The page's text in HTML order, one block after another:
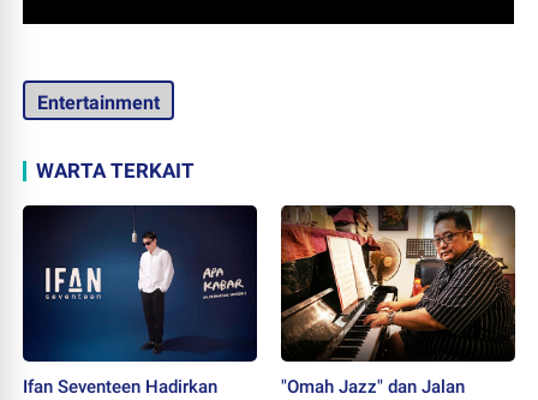
Entertainment
WARTA TERKAIT
Ifan Seventeen Hadirkan
"Omah Jazz" dan Jalan